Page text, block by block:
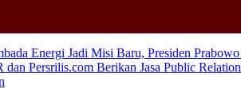
Energi Jadi Misi Baru, Presiden
dan Persrilis.com Berikan Jasa Public